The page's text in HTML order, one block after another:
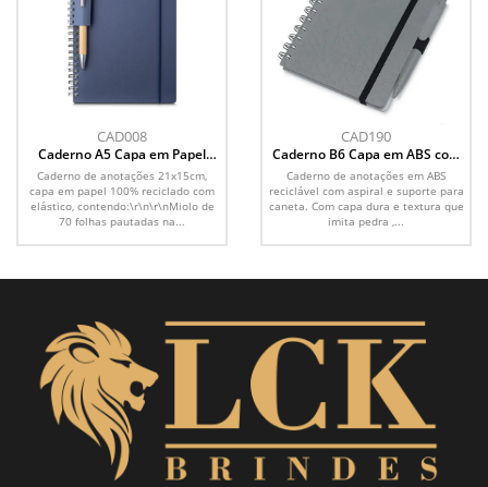
CAD008
Caderno A5 Capa em Papel
Reciclado
Caderno de anotações 21x15cm,
capa em papel 100% reciclado com
elástico, contendo:\r\n\r\nMiolo de
70 folhas pautadas na...
CAD190
Caderno B6 Capa em ABS com
Caneta
Caderno de anotações em ABS
reciclável com aspiral e suporte para
caneta. Com capa dura e textura que
imita pedra ,...